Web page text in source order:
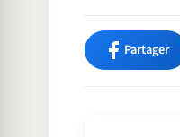
Partager